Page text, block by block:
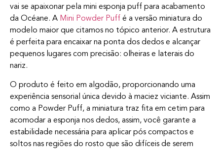
vai se apaixonar pela mini esponja puff para acabamento
da Océane. A Mini Powder Puff é a versão miniatura do
modelo maior que citamos no tópico anterior. A estrutura
é perfeita para encaixar na ponta dos dedos e alcançar
pequenos lugares com precisão: olheiras e laterais do
nariz.
O produto é feito em algodão, proporcionando uma
experiência sensorial única devido à maciez viciante. Assim
como a Powder Puff, a miniatura traz fita em cetim para
acomodar a esponja nos dedos, assim, você garante a
estabilidade necessária para aplicar pós compactos e
soltos nas regiões do rosto que são difíceis de serem